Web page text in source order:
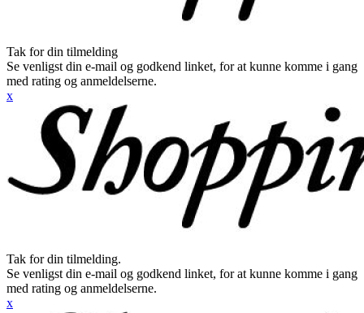
Tak for din tilmelding
Se venligst din e-mail og godkend linket, for at kunne komme i gang
med rating og anmeldelserne.
x
Tak for din tilmelding.
Se venligst din e-mail og godkend linket, for at kunne komme i gang
med rating og anmeldelserne.
x